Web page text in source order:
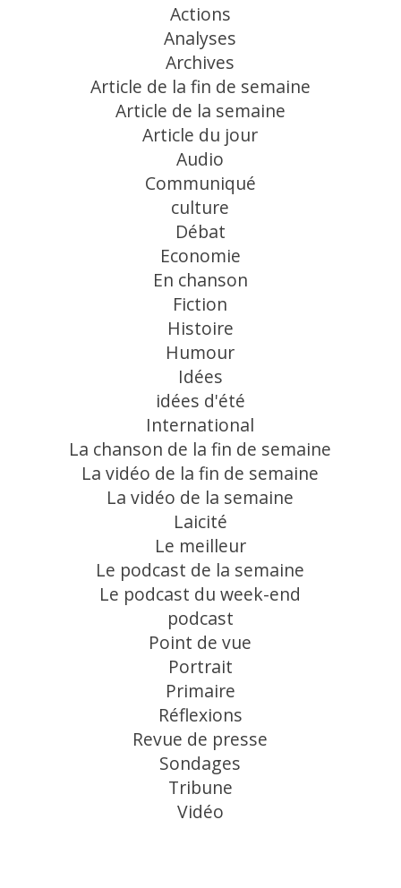
Actions
Analyses
Archives
Article de la fin de semaine
Article de la semaine
Article du jour
Audio
Communiqué
culture
Débat
Economie
En chanson
Fiction
Histoire
Humour
Idées
idées d'été
International
La chanson de la fin de semaine
La vidéo de la fin de semaine
La vidéo de la semaine
Laicité
Le meilleur
Le podcast de la semaine
Le podcast du week-end
podcast
Point de vue
Portrait
Primaire
Réflexions
Revue de presse
Sondages
Tribune
Vidéo